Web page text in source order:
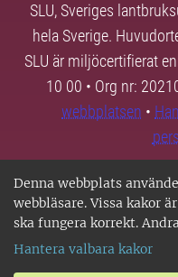
Denna webbplats
webbläsare. Vissa kakor
ska fungera korrekt.
Hantera valbara kakor
SLU, Sveriges
hela Sverige.
SLU är miljöcertifierat
10 00 • Org nr:
webbplatsen •